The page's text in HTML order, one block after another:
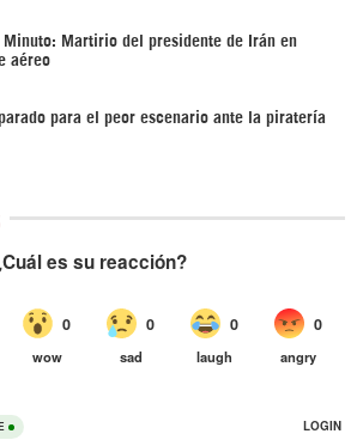
Minuto: Martirio del presidente de Irán en
aéreo
para el peor escenario ante la piratería